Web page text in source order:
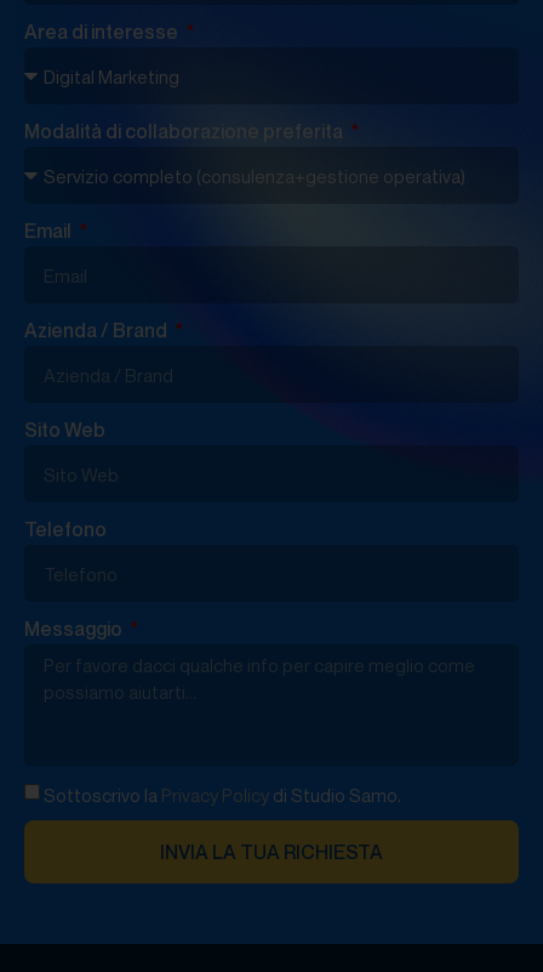
Area di interesse
Modalità di collaborazione preferita
Email
Azienda / Brand
Sito Web
Telefono
Messaggio
Sottoscrivo la Privacy Policy di Studio Samo.
INVIA LA TUA RICHIESTA